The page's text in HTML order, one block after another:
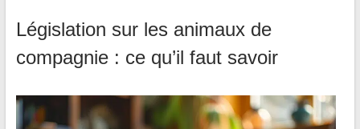
Législation sur les animaux de
compagnie : ce qu’il faut savoir